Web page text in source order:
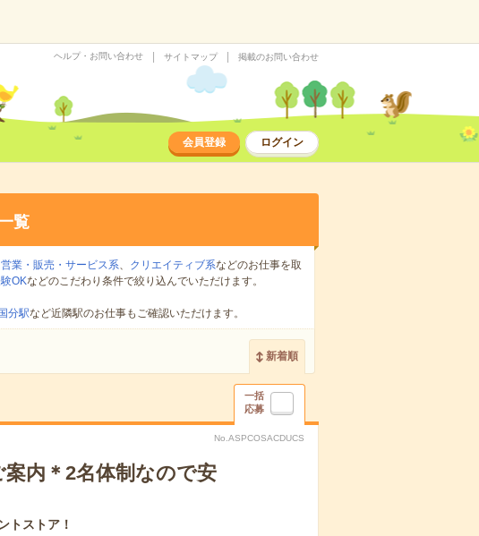
ヘルプ・お問い合わせ サイトマップ 掲載のお問い合わせ
会員登録 ログイン
覧
営業・販売・サービス系、 クリエイティブ系などのお仕事を取
OKなどのこだわり条件で絞り込んでいただけます。
分駅など近隣駅のお仕事もご確認いただけます。
新着順
一括
応募
No.ASPCOSACDUCS
案内＊2名体制なので安
トストア！